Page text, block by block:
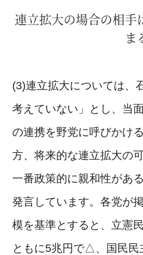
連立拡大の場合の相
ま
(3)連立拡大については、
考えていない」とし、当
の連携を野党に呼びかけ
方、将来的な連立拡大の
一番政策的に親和性があ
発言しています。各党が
模を基準とすると、立憲
ともに5兆円で△、国民民